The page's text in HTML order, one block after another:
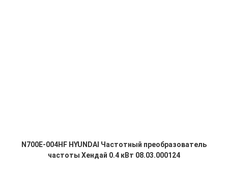
N700E-004HF HYUNDAI Частотный преобразователь
частоты Хендай 0.4 кВт 08.03.000124